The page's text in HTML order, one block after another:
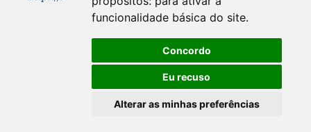
funcionalidade básica do site.
Concordo
Eu recuso
Alterar as minhas preferências